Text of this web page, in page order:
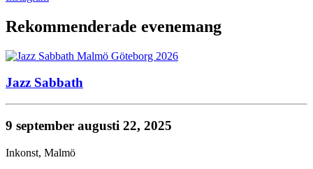
Rekommenderade evenemang
Jazz Sabbath
9 september augusti 22, 2025
Inkonst, Malmö